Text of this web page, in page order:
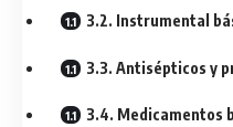
3.2. Instrumental
3.3. Antisépticos y
3.4. Medicamentos